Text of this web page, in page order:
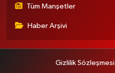
Tüm Manşetler
Haber Arşivi
Gizlilik Sözleşmesi